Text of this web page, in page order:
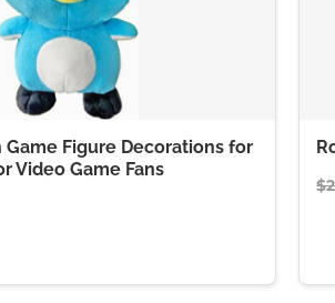
Game Figure Decorations for
Video Game Fans